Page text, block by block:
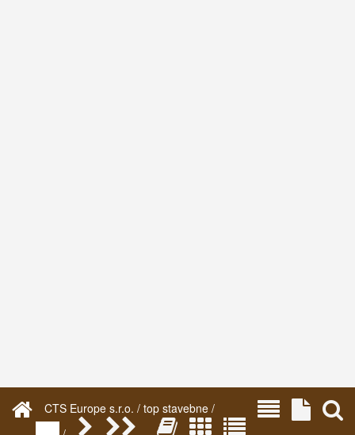
CTS Europe s.r.o. / top stavebne /